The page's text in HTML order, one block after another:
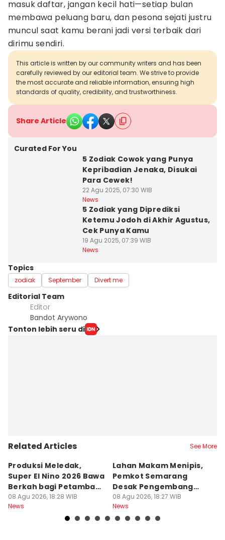
masuk daftar, jangan kecil hati—setiap bulan
membawa peluang baru, dan pesona sejati justru
muncul saat kamu berani jadi versi terbaik dari
dirimu sendiri.
This article is written by our community writers and has been
carefully reviewed by our editorial team. We strive to provide
the most accurate and reliable information, ensuring high
standards of quality, credibility, and trustworthiness.
Share Article
Curated For You
5 Zodiak Cowok yang Punya
Kepribadian Jenaka, Disukai
Para Cewek!
22 Agu 2025, 07:30 WIB
News
5 Zodiak yang Diprediksi
Ketemu Jodoh di Akhir Agustus,
Cek Punya Kamu
19 Agu 2025, 07:39 WIB
News
Topics
zodiak September Divert me
Editorial Team
Editor
Bandot Arywono
Tonton lebih seru di
Related Articles See More
Produksi Meledak,
Super El Nino 2026 Bawa
Berkah bagi Petambak
Garam
08 Agu 2026, 18:28 WIB
News
Lahan Makam Menipis,
Pemkot Semarang
Desak Pengembang
Serahkan PSU
08 Agu 2026, 18:27 WIB
News